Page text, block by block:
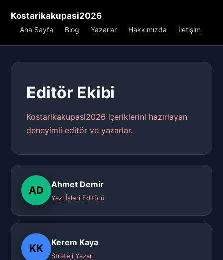
Kostarikakupasi2026
Ana Sayfa Blog Yazarlar Hakkımızda İletişim
Editör Ekibi
Kostarikakupasi2026 içeriklerini hazırlayan
deneyimli editör ve yazarlar.
AD
Ahmet Demir
Yazı İşleri Editörü
KK
Kerem Kaya
Strateji Yazarı